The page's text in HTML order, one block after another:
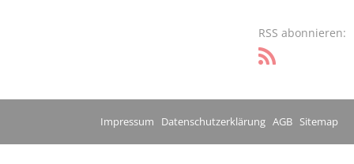
RSS abonnieren:
Impressum Datenschutzerklärung AGB Sitemap